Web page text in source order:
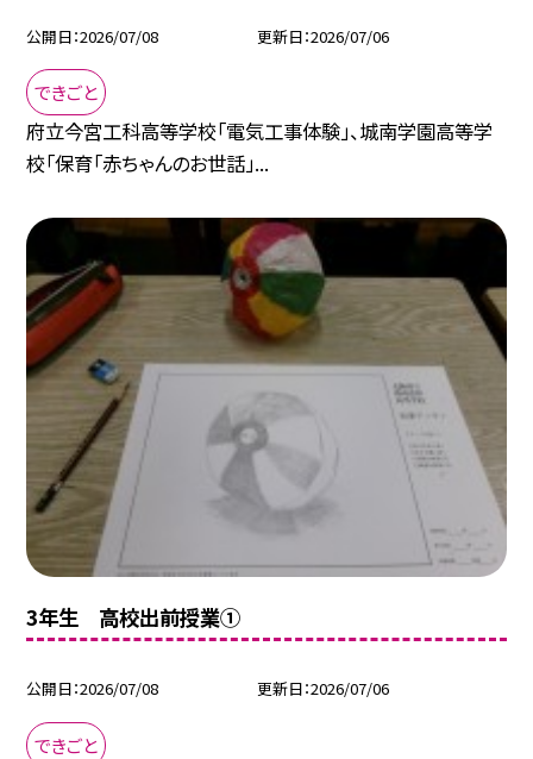
公開日 2026/07/08 更新日 2026/07/06
できごと
府立今宮工科高等学校「電気工事体験」、城南学園高等学
校「保育「赤ちゃんのお世話」...
3年生 高校出前授業①
公開日 2026/07/08 更新日 2026/07/06
できごと